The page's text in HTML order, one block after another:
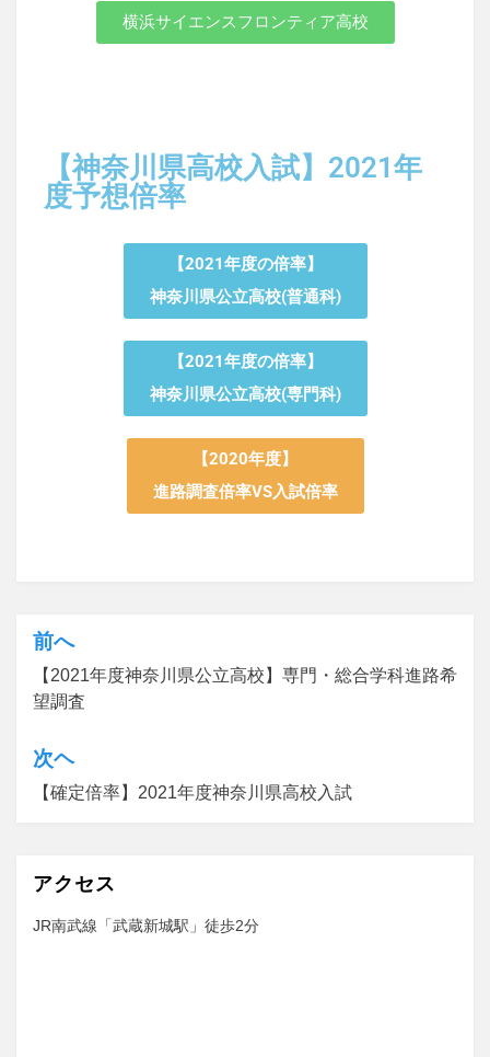
横浜サイエンスフロンティア高校
【神奈川県高校入試】2021年
度予想倍率
【2021年度の倍率】
神奈川県公立高校(普通科)
【2021年度の倍率】
神奈川県公立高校(専門科)
【2020年度】
進路調査倍率VS入試倍率
前へ
【2021年度神奈川県公立高校】専門・総合学科進路希
望調査
次ヘ
【確定倍率】2021年度神奈川県高校入試
アクセス
JR南武線「武蔵新城駅」徒歩2分